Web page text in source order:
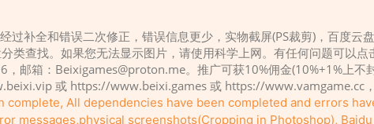
请先登录
过补全和错误二次修正，错误信息更少，实物截屏(PS裁剪)，百度云
类查找。如果您无法显示图片，请使用科学上网。有任何问题可以点
邮箱： Beixigames@proton.me。推广可获10%佣金(10%+1%上不
或 https://www.beixi.games 或 https://www.vamgame.cc，
complete, All dependencies have been completed and errors
messages,physical screenshots(Cropping in Photoshop),